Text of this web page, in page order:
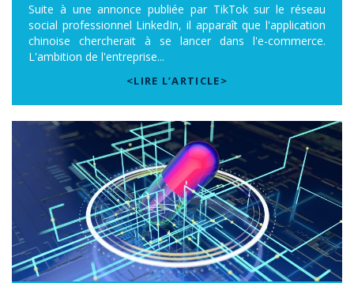
Suite à une annonce publiée par TikTok sur le réseau
social professionnel LinkedIn, il apparaît que l'application
chinoise chercherait à se lancer dans l'e-commerce.
L'ambition de l'entreprise...
<LIRE L’ARTICLE>